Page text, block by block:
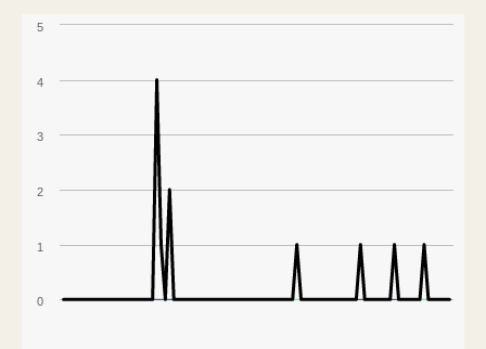
0
1
2
3
4
5